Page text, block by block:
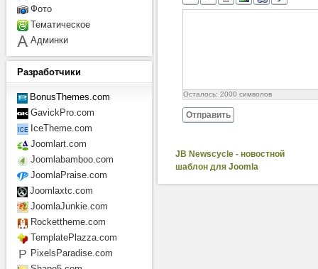
Осталось: 2000 символов
Отправить
JB Newscycle - новостной
шаблон для Joomla
Фото
Тематическое
Админки
Разработчики
BonusThemes.com
GavickPro.com
IceTheme.com
Joomlart.com
Joomlabamboo.com
JoomlaPraise.com
Joomlaxtc.com
JoomlaJunkie.com
Rockettheme.com
TemplatePlazza.com
PixelsParadise.com